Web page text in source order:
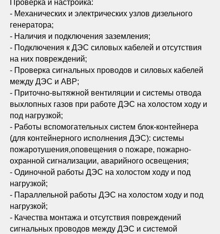
Проверка и настройка:
- Механических и электрических узлов дизельного
генератора;
- Наличия и подключения заземления;
- Подключения к ДЭС силовых кабелей и отсутствия
на них повреждений;
- Проверка сигнальных проводов и силовых кабелей
между ДЭС и АВР;
- Приточно-вытяжной вентиляции и системы отвода
выхлопных газов при работе ДЭС на холостом ходу и
под нагрузкой;
- Работы вспомогательных систем блок-контейнера
(для контейнерного исполнения ДЭС): системы
пожаротушения,оповещения о пожаре, пожарно-
охранной сигнализации, аварийного освещения;
- Одиночной работы ДЭС на холостом ходу и под
нагрузкой;
- Параллельной работы ДЭС на холостом ходу и под
нагрузкой;
- Качества монтажа и отсутствия повреждений
сигнальных проводов между ДЭС и системой